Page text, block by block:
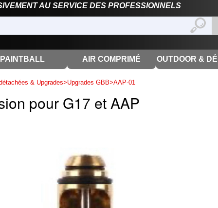
AU SERVICE DES PROFESSIONNELS
PAINTBALL AIR COMPRIMÉ OUTDOOR &
& Upgrades>Upgrades GBB>AAP-01
pour G17 et AAP